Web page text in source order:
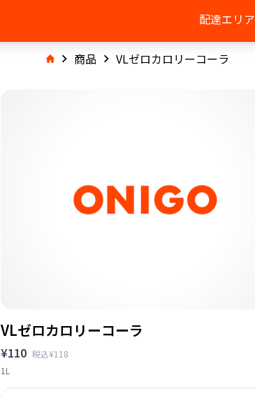
配達エリア
商品 VLゼロカロリーコーラ
VLゼロカロリーコーラ
¥110 税込¥118
1L